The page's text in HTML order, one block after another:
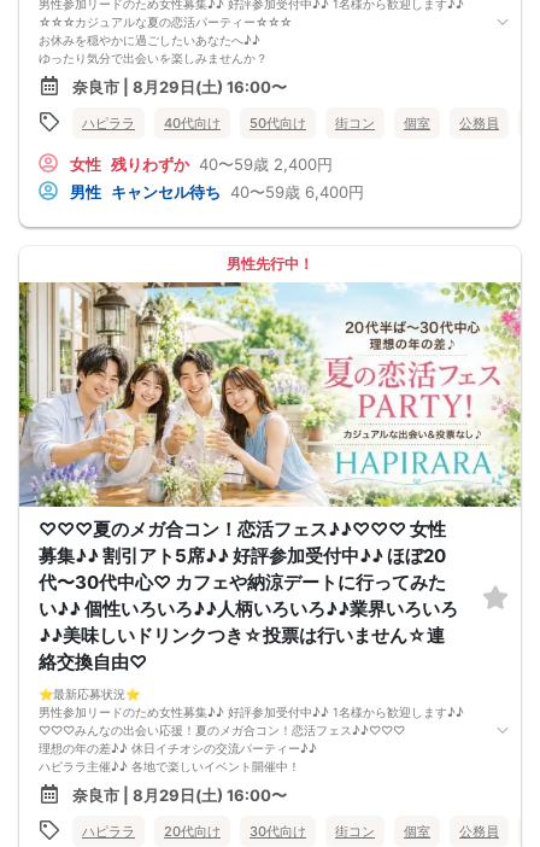
男性参加リードのため女性募集♪♪ 好評参加受付中♪♪ 1名様から歓迎します♪♪
☆☆☆カジュアルな夏の恋活パーティー☆☆☆
お休みを穏やかに過ごしたいあなたへ♪♪
ゆったり気分で出会いを楽しみませんか？
「仕事や家事に追われる中でも、お休みの日はちょっとした癒しとトキメキを感
じたい」
そんな40代・50代の方へぴったりの、ごほうび合コンです♪♪
このイベントでは、ゆっくり座って落ち着いてお話しできる合コンスタイルをご
用意しています♪
「まずは気軽に友達として仲良くなりたい♪♪」
なにか懐かしいこのコンパの雰囲気・・・！
皆さんでお話するのはきっと楽しいはず！
落ち着いた雰囲気の中で、リラックスしてお話しできるのが魅力なんです♪♪
～開催形式について～
ゆったり着席スタイル♪♪
美味しいドリンクをサービス♡（ソフトドリンク・ノンアルカクテル・カクテ
ル・ビール等♪♪）
連絡先交換自由♪♪ 次に繋がりやすい♪♪
【お支払い方法】
当日現金払い♪
楽々♪クレジット払い♪
＜申込画面でいずれかを選択ください＞
※お申し込み後、即時でお客様のお席を確保しています♪
規定のキャンセルポリシーが適用されます。ご確認の上、お申込み願います。
男女調整・お席の確保等を行っております運営都合上、ご理解をお願いします。
【会場での受付】
10分前より受付♪
【ご参加規約】
開催中のマスク着用は任意とさせていただきます。
ドリンクメニュー・フード類については店舗により若干変更する場合がありま
す。
※お申し込み後、即時でお客様のお席を確保しています。
規定のキャンセルポリシーが適用されます。ご確認の上、お申込み願います。
男女調整・お席の確保等を行っております運営都合上、ご理解をお願いします。
最少催行人数2対2～
ただし当日欠席による人数減少は不可抗力のため返金は行いません。
中止タイミング 2時間前迄にご連絡します。
※直前キャンセルが発生した場合にはその限りではありません。
本イベントは貴重な同世代との出会いの場です。
上記同意了承の上お申し込みいただいたとみなします。
イベント当日、イベントの進行をスムーズにする為、スタッフの指示に従ってく
ださい。
奈良市 | 8月29日(土) 16:00〜
ハピララ 40代向け 50代向け 街コン 個室 公務員
女性 残りわずか 40〜59歳 2,400円
男性 キャンセル待ち 40〜59歳 6,400円
男性先行中！
♡♡♡夏のメガ合コン！恋活フェス♪♪♡♡♡ 女性
募集♪♪ 割引アト5席♪♪ 好評参加受付中♪♪ ほぼ20
代〜30代中心♡ カフェや納涼デートに行ってみた
い♪♪ 個性いろいろ♪♪人柄いろいろ♪♪業界いろいろ
♪♪美味しいドリンクつき☆投票は行いません☆連
絡交換自由♡
⭐️最新応募状況⭐️
男性参加リードのため女性募集♪♪ 好評参加受付中♪♪ 1名様から歓迎します♪♪
♡♡♡みんなの出会い応援！夏のメガ合コン！恋活フェス♪♪♡♡♡
理想の年の差♪♪ 休日イチオシの交流パーティー♪♪
ハピララ主催♪♪ 各地で楽しいイベント開催中！
今回はほぼ20代30代の恋活イベント♪♪
社会人男性と恋を見つけたい女性が集まる♡
個性いろいろ♪人柄いろいろ♪業界いろいろ♪カラフルパティー♪
ハピララで幸せな時間をお過ごしください♪
奈良市 | 8月29日(土) 16:00〜
ハピララ 20代向け 30代向け 街コン 個室 公務員